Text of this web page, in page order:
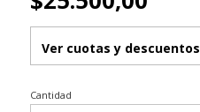
Ver cuotas y descuentos
Cantidad